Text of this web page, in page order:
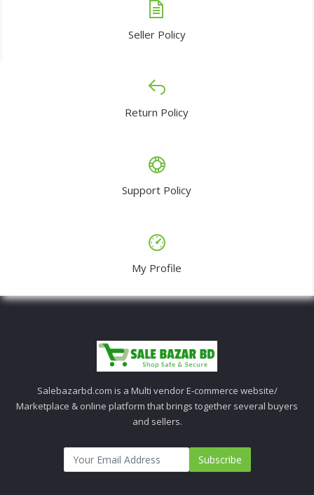
Seller Policy
Return Policy
Support Policy
My Profile
Salebazarbd.com is a Multi vendor E-commerce website/
Marketplace & online platform that brings together several buyers
and sellers.
Subscribe